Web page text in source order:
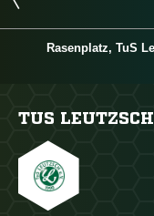
Rasenplatz, TuS
TUS